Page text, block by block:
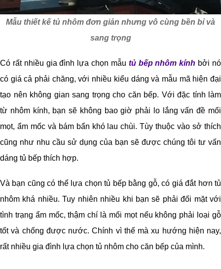
Mẫu thiết kế tủ nhôm đơn giản nhưng vô cùng bền bỉ và
sang trọng
Có rất nhiều gia đình lựa chọn mẫu tủ bếp nhôm kính bởi nó
có giá cả phải chăng, với nhiều kiểu dáng và mẫu mã hiện đại
tạo nên không gian sang trọng cho căn bếp. Với đặc tính làm
từ nhôm kính, bạn sẽ không bao giờ phải lo lắng vấn đề mối
mọt, ẩm mốc và bám bẩn khó lau chùi. Tùy thuộc vào sở thích
cũng như nhu cầu sử dụng của bạn sẽ được chúng tôi tư vấn
dáng tủ bếp thích hợp.
Và bạn cũng có thể lựa chọn tủ bếp bằng gỗ, có giá đắt hơn tủ
nhôm khá nhiều. Tuy nhiên nhiều khi bạn sẽ phải đối mặt với
tình trạng ẩm mốc, thậm chí là mối mọt nếu không phải loại gỗ
tốt và chống được nước. Chính vì thế mà xu hướng hiện nay,
rất nhiều gia đình lựa chọn tủ nhôm cho căn bếp của mình.